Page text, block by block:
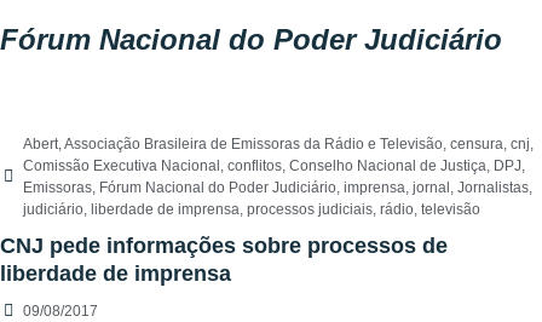
Fórum Nacional do Poder Judiciário
Abert,Associação Brasileira de Emissoras da Rádio e Televisão, censura, cnj,
Comissão Executiva Nacional , conflitos, Conselho Nacional de Justiça, DPJ,
Emissoras, Fórum Nacional do Poder Judiciário, imprensa, jornal , Jornalistas,
judiciário, liberdade de imprensa, processos judiciais, rádio, televisão
CNJ pede informações sobre processos de
liberdade de imprensa
09/08/2017